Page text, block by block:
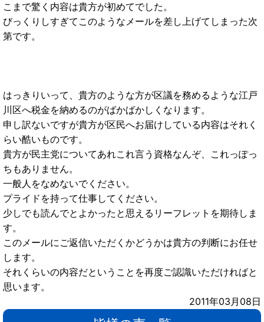
こまで驚く内容は貴方が初めてでした。
びっくりしすぎてこのようなメールを差し上げてしまった次
第です。
はっきりいって、貴方のような方が区議を務めるような江戸
川区へ税金を納めるのがばかばかしくなります。
申し訳ないですが貴方が区民へお届けしている内容はそれく
らい酷いものです。
貴方が民主党についてあれこれ言う資格なんぞ、これっぽっ
ちもありません。
一般人をなめないでください。
プライドを持って仕事してください。
少しでも読んでとよかったと思えるリーフレットを期待しま
す。
このメールにご返信いただくかどうかは貴方の判断にお任せ
します。
それくらいの内容だということを再度ご認識いただければと
思います。
2011年03月08日